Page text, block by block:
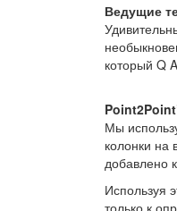
Ведущие
который Q
Мы
колонки на
добавлено
Используя
только к